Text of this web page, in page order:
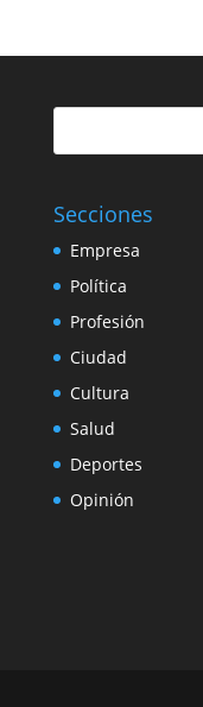
Secciones
Empresa
Política
Profesión
Ciudad
Cultura
Salud
Deportes
Opinión